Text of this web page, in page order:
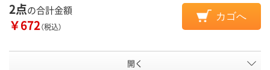
2点の合計金額
￥672（税込）
カゴへ
開く